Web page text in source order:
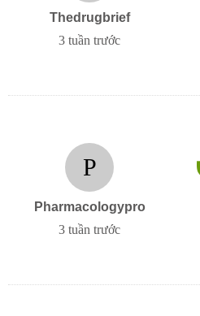
Thedrugbrief
3 tuần trước
P
Pharmacologypro
3 tuần trước